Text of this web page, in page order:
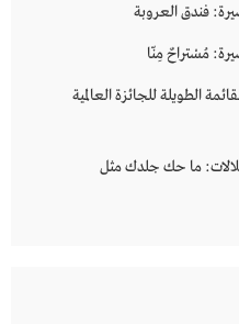
فندق العروبة
مُسْتراحٌ مِنّا
الطويلة للجائزة العالمية
ما حك جلدك مثل